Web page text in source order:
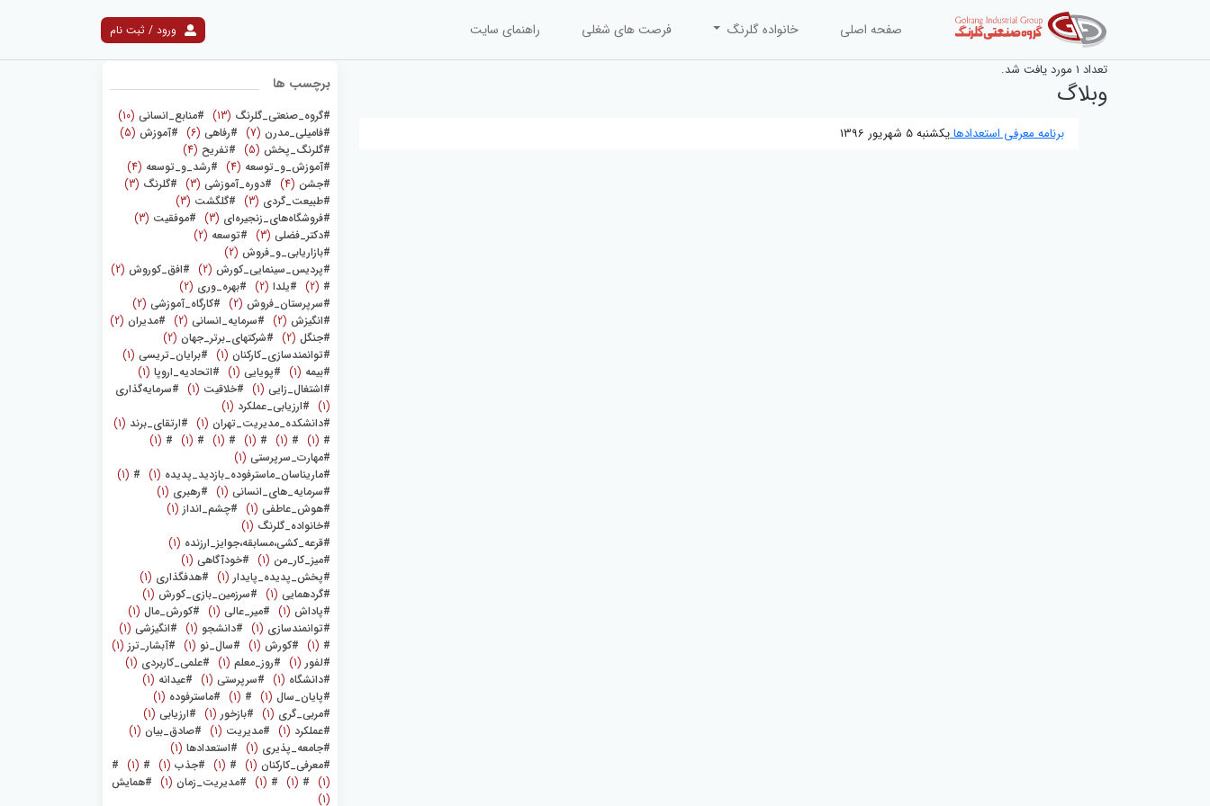
ورود / ثبت نام صفحه اصلی خانواده گلرنگ فرصت های شغلی راهنمای سایت نتایج جستجو
تعداد 1 مورد یافت شد.
وبلاگ
برنامه معرفی استعدادهایکشنبه 5 شهریور 1396
برچسب ها
#گروه_صنعتی_گلرنگ (13) #منابع_انسانی (10)
#فامیلی_مدرن (7) #رفاهی (6) #آموزش (5)
#گلرنگ_پخش (5) #تفریح (4)
#آموزش_و_توسعه (4) #رشد_و_توسعه (4)
#جشن (4) #دوره_آموزشی (3) #گلرنگ (3)
#طبیعت_گردی (3) #گلگشت (3)
#فروشگاه‌های_زنجیره‌ای (3) #موفقیت (3)
#دکتر_فضلی (3) #توسعه (2)
#بازاریابی_و_فروش (2)
#پردیس_سینمایی_کورش (2) #افق_کوروش (2)
#
(2) #یلدا (2) #بهره_وری (2)
#سرپرستان_فروش (2) #کارگاه_آموزشی (2)
#انگیزش (2) #سرمایه_انسانی (2) #مدیران (2)
#جنگل (2) #شرکتهای_برتر_جهان (2)
#توانمندسازی_کارکنان (1) #برایان_تریسی (1)
#بیمه (1) #پویایی (1) #اتحادیه_اروپا (1)
#اشتغال_زایی (1) #خلاقیت (1)
#سرمایه‌گذاری
(1)
#ارزیابی_عملکرد (1)
#دانشکده_مدیریت_تهران (1) #ارتقای_برند (1)
#
(1)
#
(1)
#
(1)
#
(1)
#
(1)
#
(1)
#مهارت_سرپرستی (1)
#ماریناسان_ماسترفوده_بازدید_پدیده (1)
#
(1)
#سرمایه_های_انسانی (1) #رهبری (1)
#هوش_عاطفی (1) #چشم_انداز (1)
#خانواده_گلرنگ (1)
#قرعه_کشی،مسابقه،جوایز_ارزنده (1)
#میز_کار_من (1) #خودآگاهی (1)
#پخش_پدیده_پایدار (1) #هدفگذاری (1)
#گردهمایی (1) #سرزمین_بازی_کورش (1)
#پاداش (1) #میر_عالی (1) #کورش‌_مال (1)
#توانمندسازی (1) #دانشجو (1) #انگیزشی (1)
#
(1) #کورش (1) #سال_نو (1) #آبشار_ترز (1)
#لفور (1) #روز_معلم (1) #علمی_کاربردی (1)
#دانشگاه (1) #سرپرستی (1) #عیدانه (1)
#پایان_سال (1)
#
(1) #ماسترفوده (1)
#مربی_گری (1) #بازخور (1) #ارزیابی (1)
#عملکرد (1) #مدیریت (1) #صادق_بیان (1)
#جامعه_پذیری (1) #استعدادها (1)
#معرفی_کارکنان (1)
#
(1) #جذب (1)
#
(1)
#
(1)
#
(1)
#
(1) #مدیریت_زمان (1)
#همایش
(1)